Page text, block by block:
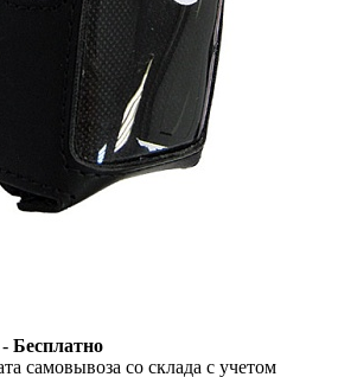
Бесплатно
самовывоза со склада с учетом